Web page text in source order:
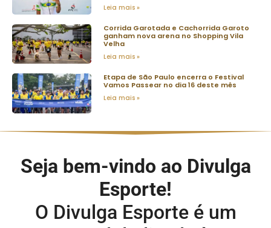
Leia mais »
Corrida Garotada e Cachorrida Garoto
ganham nova arena no Shopping Vila
Velha
Leia mais »
Etapa de São Paulo encerra o Festival
Vamos Passear no dia 16 deste mês
Leia mais »
Seja bem-vindo ao Divulga
Esporte!
O Divulga Esporte é um